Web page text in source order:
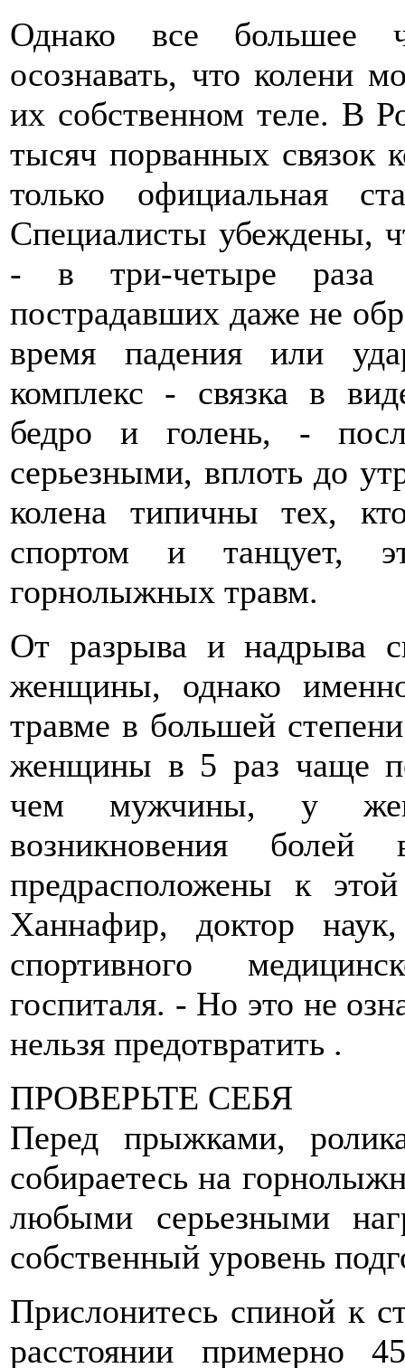
Однако все большее
осознавать, что колени
их собственном теле. В
тысяч порванных связок
только официальная
Специалисты убеждены,
- в три-четыре раза
пострадавших даже не
время падения или
комплекс - связка в
бедро и голень, -
серьезными, вплоть до
колена типичны тех,
спортом и танцует,
горнолыжных травм.
От разрыва и надрыва
женщины, однако
травме в большей
женщины в 5 раз чаще
чем мужчины, у
возникновения
предрасположены к
Ханнафир, доктор
спортивного
госпиталя. - Но это не
нельзя предотвратить .
ПРОВЕРЬТЕ СЕБЯ
Перед прыжками,
собираетесь на
любыми серьезными
собственный уровень
Прислонитесь спиной к
расстоянии примерно